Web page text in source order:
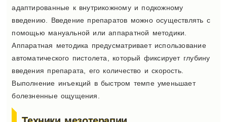
адаптированные к внутрикожному и подкожному
введению. Введение препаратов можно осуществлять с
помощью мануальной или аппаратной методики.
Аппаратная методика предусматривает использование
автоматического пистолета, который фиксирует глубину
введения препарата, его количество и скорость.
Выполнение инъекций в быстром темпе уменьшает
болезненные ощущения.